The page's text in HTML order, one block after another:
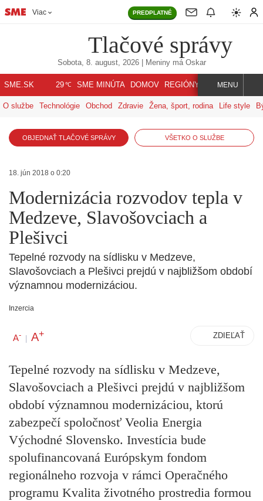
Viac PREDPLATNÉ
Tlačové správy
Sobota, 8. august, 2026| Meniny má Oskar
SME.SK 29℃ SME MINÚTA DOMOV REGIÓNY INDEX SVET
MENU
O službe Technológie Obchod Zdravie Žena, šport, rodina Life style
OBJEDNAŤ TLAČOVÉ SPRÁVY VŠETKO O SLUŽBE
18. jún 2018 o 0:20
Modernizácia rozvodov tepla v
Medzeve, Slavošovciach a
Plešivci
Tepelné rozvody na sídlisku v Medzeve,
Slavošovciach a Plešivci prejdú v najbližšom období
významnou modernizáciou.
Inzercia
A- | A+ ZDIEĽAŤ
Tepelné rozvody na sídlisku v Medzeve,
Slavošovciach a Plešivci prejdú v najbližšom
období významnou modernizáciou, ktorú
zabezpečí spoločnosť Veolia Energia
Východné Slovensko. Investícia bude
spolufinancovaná Európskym fondom
regionálneho rozvoja v rámci Operačného
programu Kvalita životného prostredia formou